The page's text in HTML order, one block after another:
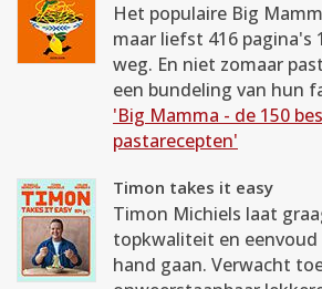
Het populaire Big
maar liefst 416 pagina's
weg. En niet zomaar
een bundeling van hun
'Big Mamma - de 150
pastarecepten'
Timon takes it easy
Timon Michiels laat
topkwaliteit en
hand gaan. Verwacht